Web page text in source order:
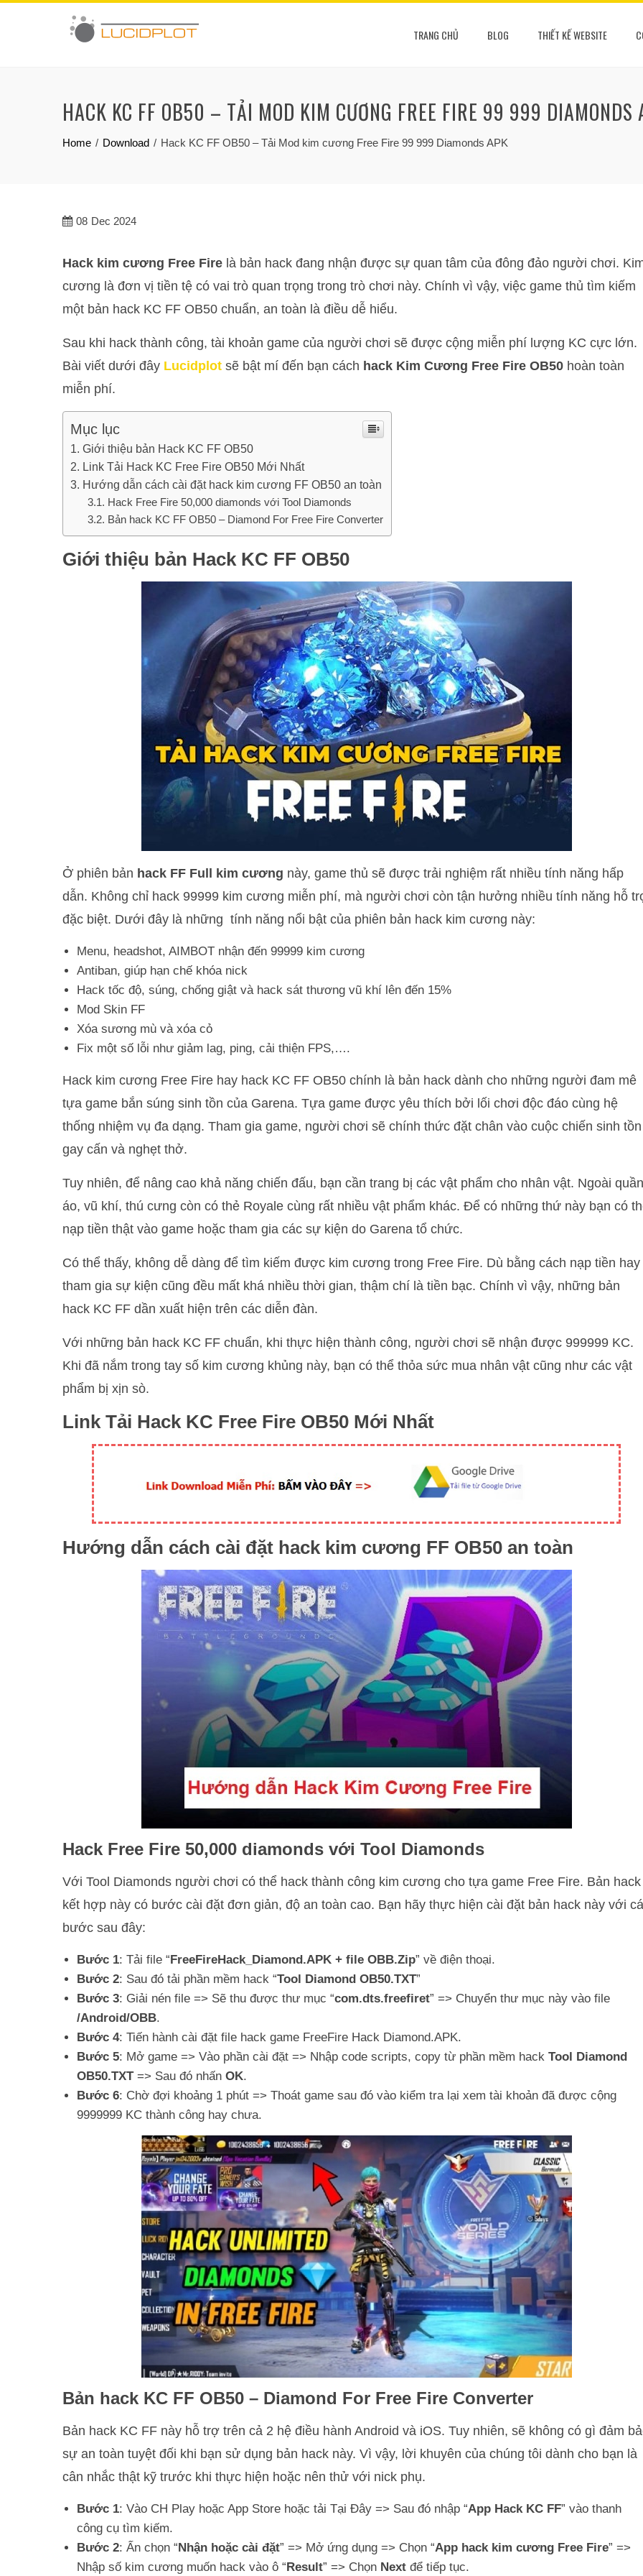
TRANG CHỦ BLOG THIẾT KẾ WEBSITE
HACK KC FF OB50 – TẢI MOD KIM CƯƠNG FREE FIRE 99 999 DIAMONDS
Home Download Hack KC FF OB50 – Tải Mod kim cương Free Fire 99 999 Diamonds APK
08 Dec 2024
Hack kim cương Free Fire là bản hack đang nhận được sự quan tâm của đông đảo người chơi.
cương là đơn vị tiền tệ có vai trò quan trọng trong trò chơi này. Chính vì vậy, việc game thủ tìm kiếm
một bản hack KC FF OB50 chuẩn, an toàn là điều dễ hiểu.
Sau khi hack thành công, tài khoản game của người chơi sẽ được cộng miễn phí lượng KC cực lớn.
Bài viết dưới đây Lucidplot sẽ bật mí đến bạn cách hack Kim Cương Free Fire OB50 hoàn toàn
miễn phí.
Mục lục
Giới thiệu bản Hack KC FF OB50
Link Tải Hack KC Free Fire OB50 Mới Nhất
Hướng dẫn cách cài đặt hack kim cương FF OB50 an toàn
Hack Free Fire 50,000 diamonds với Tool Diamonds
Bản hack KC FF OB50 – Diamond For Free Fire Converter
Giới thiệu bản Hack KC FF OB50
Ở phiên bản hack FF Full kim cương này, game thủ sẽ được trải nghiệm rất nhiều tính năng hấp
dẫn. Không chỉ hack 99999 kim cương miễn phí, mà người chơi còn tận hưởng nhiều tính năng hỗ
đặc biệt. Dưới đây là những tính năng nổi bật của phiên bản hack kim cương này:
Menu, headshot, AIMBOT nhận đến 99999 kim cương
Antiban, giúp hạn chế khóa nick
Hack tốc độ, súng, chống giật và hack sát thương vũ khí lên đến 15%
Mod Skin FF
Xóa sương mù và xóa cỏ
Fix một số lỗi như giảm lag, ping, cải thiện FPS,….
Hack kim cương Free Fire hay hack KC FF OB50 chính là bản hack dành cho những người đam mê
tựa game bắn súng sinh tồn của Garena. Tựa game được yêu thích bởi lối chơi độc đáo cùng hệ
thống nhiệm vụ đa dạng. Tham gia game, người chơi sẽ chính thức đặt chân vào cuộc chiến sinh tồn
gay cấn và nghẹt thở.
Tuy nhiên, để nâng cao khả năng chiến đấu, bạn cần trang bị các vật phẩm cho nhân vật. Ngoài quần
áo, vũ khí, thú cưng còn có thẻ Royale cùng rất nhiều vật phẩm khác. Để có những thứ này bạn có
nạp tiền thật vào game hoặc tham gia các sự kiện do Garena tổ chức.
Có thể thấy, không dễ dàng để tìm kiếm được kim cương trong Free Fire. Dù bằng cách nạp tiền hay
tham gia sự kiện cũng đều mất khá nhiều thời gian, thậm chí là tiền bạc. Chính vì vậy, những bản
hack KC FF dần xuất hiện trên các diễn đàn.
Với những bản hack KC FF chuẩn, khi thực hiện thành công, người chơi sẽ nhận được 999999 KC.
Khi đã nắm trong tay số kim cương khủng này, bạn có thể thỏa sức mua nhân vật cũng như các vật
phẩm bị xịn sò.
Link Tải Hack KC Free Fire OB50 Mới Nhất
Hướng dẫn cách cài đặt hack kim cương FF OB50 an toàn
Hack Free Fire 50,000 diamonds với Tool Diamonds
Với Tool Diamonds người chơi có thể hack thành công kim cương cho tựa game Free Fire. Bản hack
kết hợp này có bước cài đặt đơn giản, độ an toàn cao. Bạn hãy thực hiện cài đặt bản hack này với
bước sau đây:
Bước 1: Tải file “ FreeFireHack_Diamond.APK + file OBB.Zip” về điện thoại.
Bước 2: Sau đó tải phần mềm hack “Tool Diamond OB50.TXT”
Bước 3: Giải nén file => Sẽ thu được thư mục “com.dts.freefiret” => Chuyển thư mục này vào file
/Android/OBB.
Bước 4: Tiến hành cài đặt file hack game FreeFire Hack Diamond.APK.
Bước 5: Mở game => Vào phần cài đặt => Nhập code scripts, copy từ phần mềm hack Tool Diamond
OB50.TXT=> Sau đó nhấn OK.
Bước 6: Chờ đợi khoảng 1 phút => Thoát game sau đó vào kiểm tra lại xem tài khoản đã được cộng
9999999 KC thành công hay chưa.
Bản hack KC FF OB50 – Diamond For Free Fire Converter
Bản hack KC FF này hỗ trợ trên cả 2 hệ điều hành Android và iOS. Tuy nhiên, sẽ không có gì đảm
sự an toàn tuyệt đối khi bạn sử dụng bản hack này. Vì vậy, lời khuyên của chúng tôi dành cho bạn là
cân nhắc thật kỹ trước khi thực hiện hoặc nên thử với nick phụ.
Bước 1: Vào CH Play hoặc App Store hoặc tải Tại Đây => Sau đó nhập “App Hack KC FF” vào thanh
công cụ tìm kiếm.
Bước 2: Ấn chọn “ Nhận hoặc cài đặt” => Mở ứng dụng => Chọn “App hack kim cương Free Fire” =>
Nhập số kim cương muốn hack vào ô “ Result” => Chọn Next để tiếp tục.